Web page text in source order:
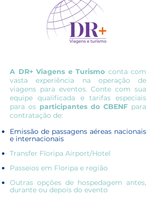
A DR+ Viagens e Turismo conta com
vasta experiência na operação de
viagens para eventos.Conte com sua
equipe qualificada e tarifas especiais
para os participantes do CBENF para
contratação de:
Emissão de passagens aéreas nacionais
e internacionais
Transfer Floripa Airport/Hotel
Passeios em Floripa e região
Outras opções de hospedagem antes,
durante ou depois do evento